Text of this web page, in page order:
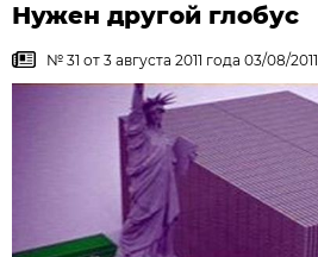
Нужен другой глобус
№ 31 от 3 августа 2011 года 03/08/2011